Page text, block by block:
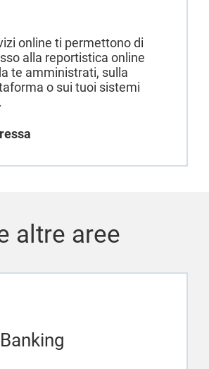
online ti permettono di
alla reportistica online
te amministrati, sulla
o sui tuoi sistemi
altre aree